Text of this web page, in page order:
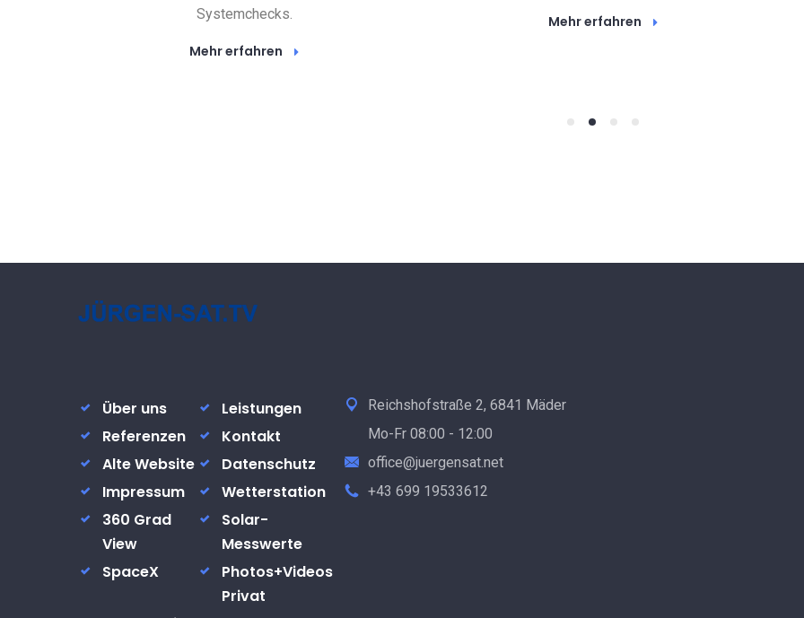
Systemchecks.
Mehr erfahren
Mehr erfahren
Über uns
Leistungen
Referenzen
Kontakt
Alte Website
Datenschutz
Impressum
Wetterstation
360 Grad
View
Solar-
Messwerte
SpaceX
Photos+Videos
Privat
Reichshofstraße 2, 6841 Mäder
Mo-Fr 08:00 - 12:00
office@juergensat.net
+43 699 19533612